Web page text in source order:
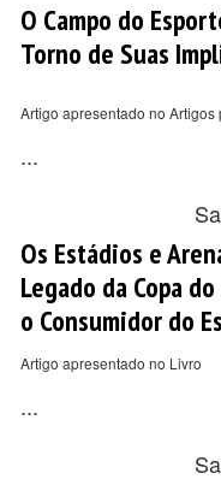
O Campo do
Torno de Suas
Artigo apresentado no
...
Os Estádios e
Legado da Copa
o Consumidor do
Artigo apresentado no Livro
...